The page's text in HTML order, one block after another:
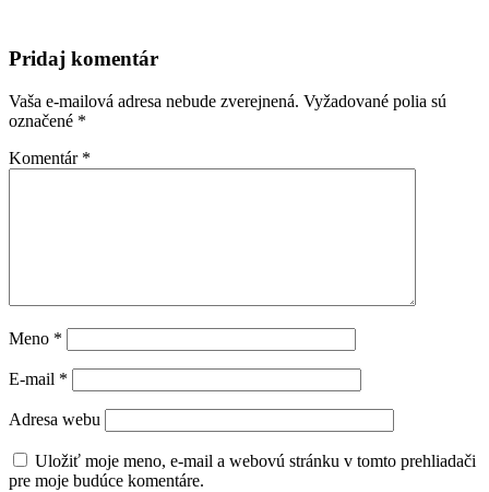
Pridaj komentár
Vaša e-mailová adresa nebude zverejnená. Vyžadované polia sú
označené *
Komentár *
Meno *
E-mail *
Adresa webu
Uložiť moje meno, e-mail a webovú stránku v tomto prehliadači
pre moje budúce komentáre.